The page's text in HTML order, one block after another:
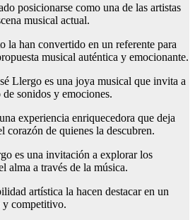
posicionarse como una de las artistas
musical actual.
la han convertido en un referente para
musical auténtica y emocionante.
Llergo es una joya musical que invita a
sonidos y emociones.
experiencia enriquecedora que deja
corazón de quienes la descubren.
es una invitación a explorar los
alma a través de la música.
artística la hacen destacar en un
y competitivo.